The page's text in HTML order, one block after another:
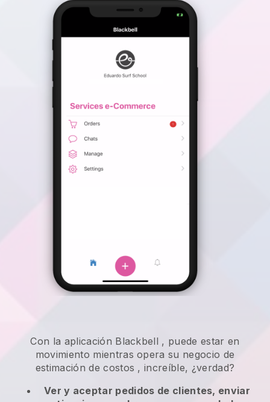
Con la aplicación Blackbell , puede estar en
movimiento mientras opera su negocio de
estimación de costos , increíble, ¿verdad?
Ver y aceptar pedidos de clientes, enviar